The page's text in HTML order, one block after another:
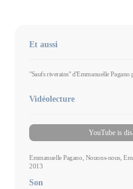
Et aussi
"Saufs riverains" d'Emmanuelle
Vidéolecture
YouTube is
Emmanuelle Pagano, Nouons-nous,
2013
Son